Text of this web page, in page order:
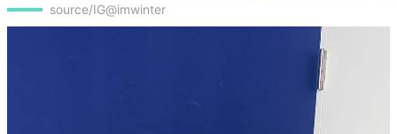
source/IG@imwinter